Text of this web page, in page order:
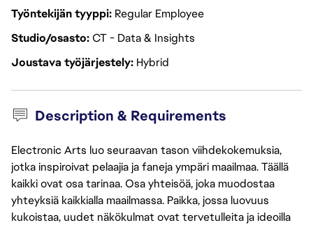
Työntekijän tyyppi Regular Employee
Studio/osastoCT - Data & Insights
Joustava työjärjestely Hybrid
Description & Requirements
Electronic Arts luo seuraavan tason viihdekokemuksia,
jotka inspiroivat pelaajia ja faneja ympäri maailmaa. Täällä
kaikki ovat osa tarinaa. Osa yhteisöä, joka muodostaa
yhteyksiä kaikkialla maailmassa. Paikka, jossa luovuus
kukoistaa, uudet näkökulmat ovat tervetulleita ja ideoilla